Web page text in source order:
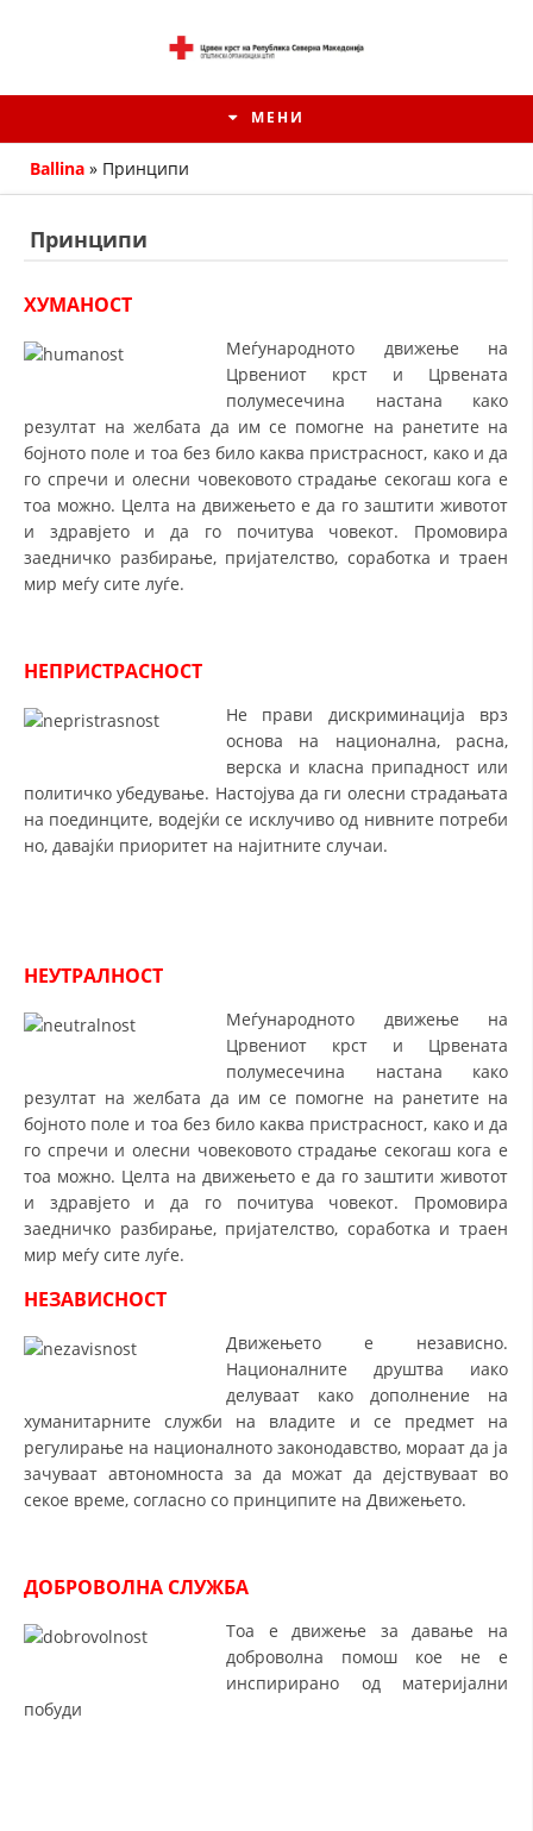
МЕНИ
ИСТОРИЈАТ НА ЦКРМ
ИСТОРИЈАТ НА ДВИЖЕЊЕТО
СТРУКТУРА НА ОРГАНИЗАЦИЈАТА
КОНТАКТ ИНФОРМАЦИИ
ЗАКОН ЗА ЦКРМ
СТАТУТ НА ЦКРМ
СТРУКТУРА И ОРГАНИЗАЦИОНА ПОСТАВЕНОСТ
ДИСЕМИНАЦИЈА
ПРОМОЦИЈА НА ХУМАНИ ВРЕДНОСТИ
УПОТРЕБА И ЗАШТИТА НА АМБЛЕМОТ
ПОДГОТВЕНОСТ И ДЕЈСТВО ПРИ КАТАСТРОФИ
СПАСИТЕЛНА СТАНИЦА ВОДНО
ПРОЕКТИ – ПОДГОТВЕНОСТ И ДЕЈСТВУВАЊЕ ПРИ КАТАСТРОФИ
ИСТРАЖУВАЊЕ НА ЈАВНО МИСЛЕЊЕ
МЕЃУНАРОДНА СОРАБОТКА
ДОГОВОРИ
Ballina » Принципи
Принципи
ХУМАНОСТ
Меѓународното движење на
Црвениот крст и Црвената
полумесечина настана како
резултат на желбата да им се помогне на ранетите на
бојното поле и тоа без било каква пристрасност, како и да
го спречи и олесни човековото страдање секогаш кога е
тоа можно. Целта на движењето е да го заштити животот
и здравјето и да го почитува човекот. Промовира
заедничко разбирање, пријателство, соработка и траен
мир меѓу сите луѓе.
НЕПРИСТРАСНОСТ
Не прави дискриминација врз
основа на национална, расна,
верска и класна припадност или
политичко убедување. Настојува да ги олесни страдањата
на поединците, водејќи се исклучиво од нивните потреби
но, давајќи приоритет на најитните случаи.
НЕУТРАЛНОСТ
Меѓународното движење на
Црвениот крст и Црвената
полумесечина настана како
резултат на желбата да им се помогне на ранетите на
бојното поле и тоа без било каква пристрасност, како и да
го спречи и олесни човековото страдање секогаш кога е
тоа можно. Целта на движењето е да го заштити животот
и здравјето и да го почитува човекот. Промовира
заедничко разбирање, пријателство, соработка и траен
мир меѓу сите луѓе.
НЕЗАВИСНОСТ
Движењето е независно.
Националните друштва иако
делуваат како дополнение на
хуманитарните служби на владите и се предмет на
регулирање на националното законодавство, мораат да ја
зачуваат автономноста за да можат да дејствуваат во
секое време, согласно со принципите на Движењето.
ДОБРОВОЛНА СЛУЖБА
Тоа е движење за давање на
доброволна помош кое не е
инспирирано од материјални
побуди